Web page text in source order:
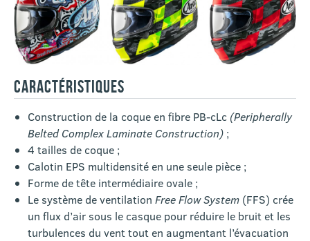
CARACTÉRISTIQUES
Construction de la coque en fibre PB-cLc (Peripherally
Belted Complex Laminate Construction) ;
4 tailles de coque ;
Calotin EPS multidensité en une seule pièce ;
Forme de tête intermédiaire ovale ;
Le système de ventilation Free Flow System (FFS) crée
un flux d’air sous le casque pour réduire le bruit et les
turbulences du vent tout en augmentant l’évacuation